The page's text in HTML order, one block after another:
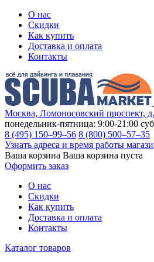
О нас
Скидки
Как купить
Доставка и оплата
Контакты
Москва, Ломоносовский проспект,
понедельник-пятница: 9:00-21:00
8 (495) 150–99–56 8 (800) 500–57–35
Узнать адреса и время работы
Ваша корзина Ваша корзина пуста
Оформить заказ
О нас
Скидки
Как купить
Доставка и оплата
Контакты
Каталог товаров